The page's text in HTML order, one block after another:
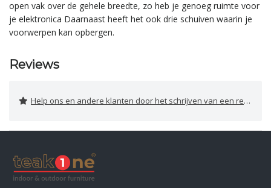
open vak over de gehele breedte, zo heb je genoeg ruimte voor
je elektronica Daarnaast heeft het ook drie schuiven waarin je
voorwerpen kan opbergen.
Reviews
Help ons en andere klanten door het schrijven van een review